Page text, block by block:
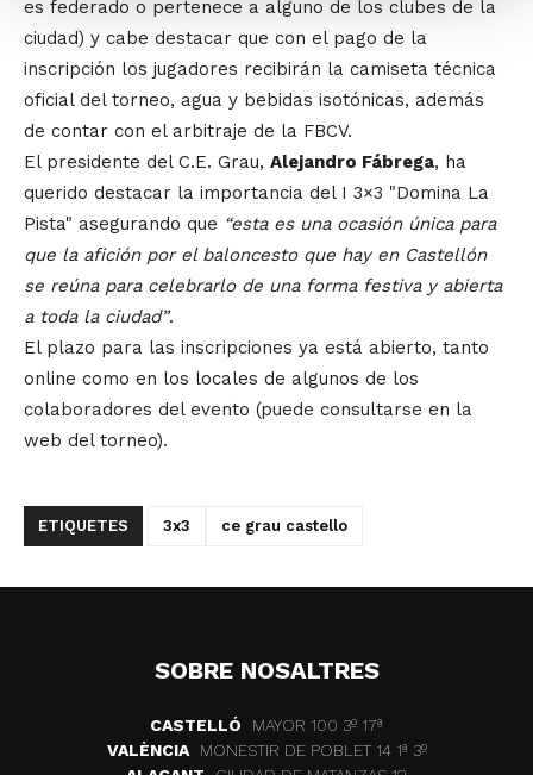
es federado o pertenece a alguno de los clubes de la
ciudad) y cabe destacar que con el pago de la
inscripción los jugadores recibirán la camiseta técnica
oficial del torneo, agua y bebidas isotónicas, además
de contar con el arbitraje de la FBCV.
El presidente del C.E. Grau, Alejandro Fábrega, ha
querido destacar la importancia del I 3×3 "Domina La
Pista" asegurando que “esta es una ocasión única para
que la afición por el baloncesto que hay en Castellón
se reúna para celebrarlo de una forma festiva y abierta
a toda la ciudad”.
El plazo para las inscripciones ya está abierto, tanto
online como en los locales de algunos de los
colaboradores del evento (puede consultarse en la
web del torneo).
ETIQUETES 3x3 ce grau castello
SOBRE NOSALTRES
CASTELLÓ
MAYOR 100 3º 17ª
VALÈNCIA
MONESTIR DE POBLET 14 1ª 3º